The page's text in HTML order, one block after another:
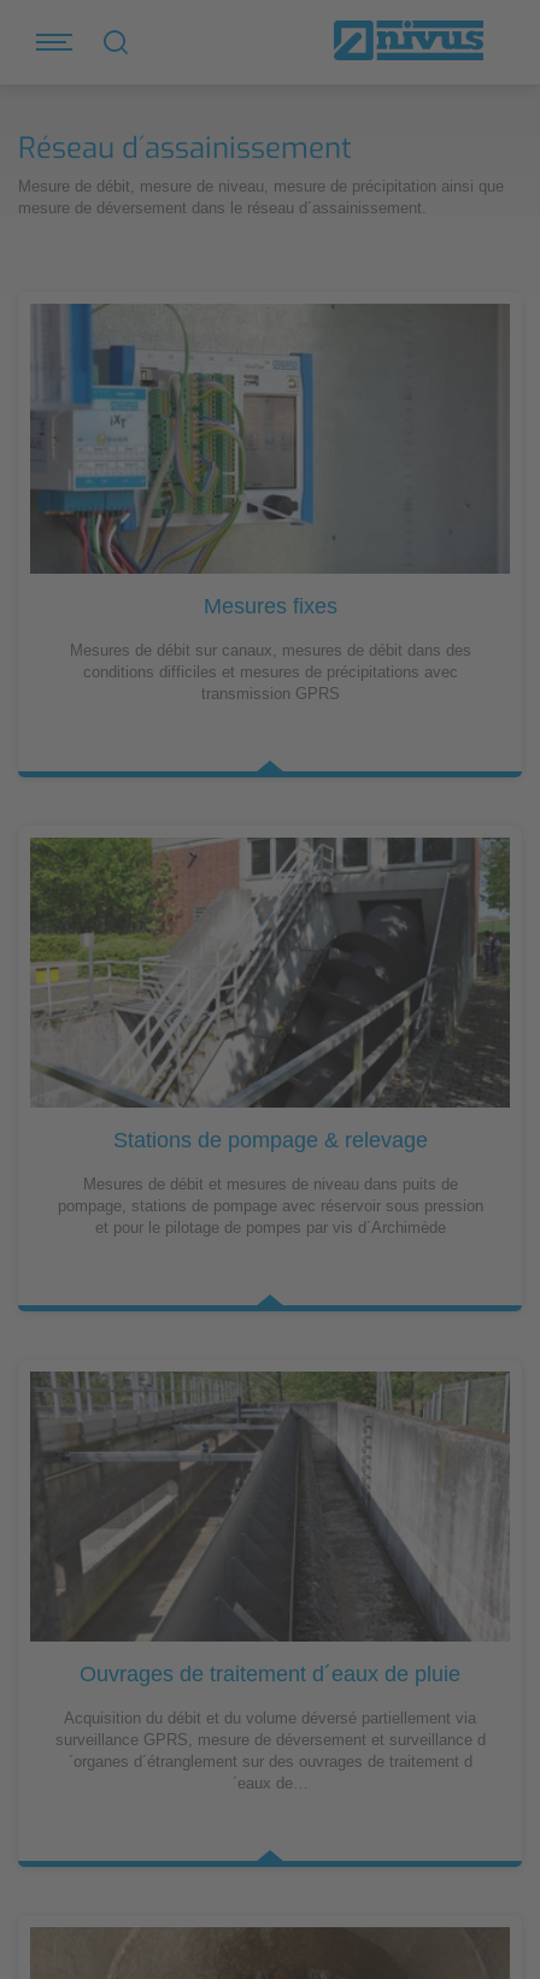
Réseau d´assainissement
Mesure de débit, mesure de niveau, mesure de précipitation ainsi que
mesure de déversement dans le réseau d´assainissement.
Mesures fixes
Mesures de débit sur canaux, mesures de débit dans des
conditions difficiles et mesures de précipitations avec
transmission GPRS
Stations de pompage & relevage
Mesures de débit et mesures de niveau dans puits de
pompage, stations de pompage avec réservoir sous pression
et pour le pilotage de pompes par vis d´Archimède
Ouvrages de traitement d´eaux de pluie
Acquisition du débit et du volume déversé partiellement via
surveillance GPRS, mesure de déversement et surveillance d
´organes d´étranglement sur des ouvrages de traitement d
´eaux de…